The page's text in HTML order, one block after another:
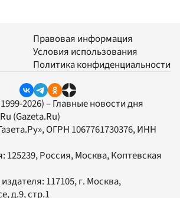
Правовая информация
Условия использования
Политика конфиденциальности
2026) – Главные новости дня
(Gazeta.Ru)
, ОГРН 1067761730376, ИНН
125239, Россия, Москва, Коптевская
117105, г. Москва,
д.9, стр.1